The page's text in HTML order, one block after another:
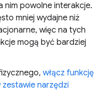
powolne interakcje.
mniej wydajne niż
więc na tych
mogą być bardziej
włącz funkcję
narzędzi